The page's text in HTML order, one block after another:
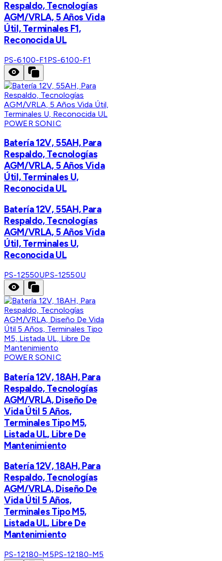
Respaldo, Tecnologías
AGM/VRLA, 5 Años Vida
Útil, Terminales F1,
Reconocida UL
PS-6100-F1 PS-6100-F1
POWER SONIC
Batería 12V, 55AH, Para
Respaldo, Tecnologías
AGM/VRLA, 5 Años Vida
Útil, Terminales U,
Reconocida UL
Batería 12V, 55AH, Para
Respaldo, Tecnologías
AGM/VRLA, 5 Años Vida
Útil, Terminales U,
Reconocida UL
PS-12550UPS-12550U
POWER SONIC
Batería 12V, 18AH, Para
Respaldo, Tecnologías
AGM/VRLA, Diseño De
Vida Útil 5 Años,
Terminales Tipo M5,
Listada UL, Libre De
Mantenimiento
Batería 12V, 18AH, Para
Respaldo, Tecnologías
AGM/VRLA, Diseño De
Vida Útil 5 Años,
Terminales Tipo M5,
Listada UL, Libre De
Mantenimiento
PS-12180-M5PS-12180-M5